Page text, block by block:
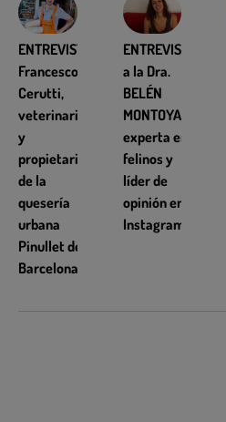
ENTREVISTA
Francesco
Cerutti,
veterinario
y
propietario
de la
quesería
urbana
Pinullet de
Barcelona.
ENTREVISTA
a la Dra.
BELÉN
MONTOYA,
experta en
felinos y
líder de
opinión en
Instagram